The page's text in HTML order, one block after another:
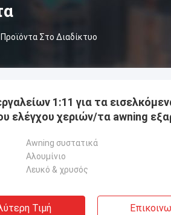
Προϊόντα Στο Διαδίκτυο
1:11 για τα
ελέγχου χεριών/τα awning
Awning συστατικά
Αλουμίνιο
Λευκό & χρυσός
Τιμή